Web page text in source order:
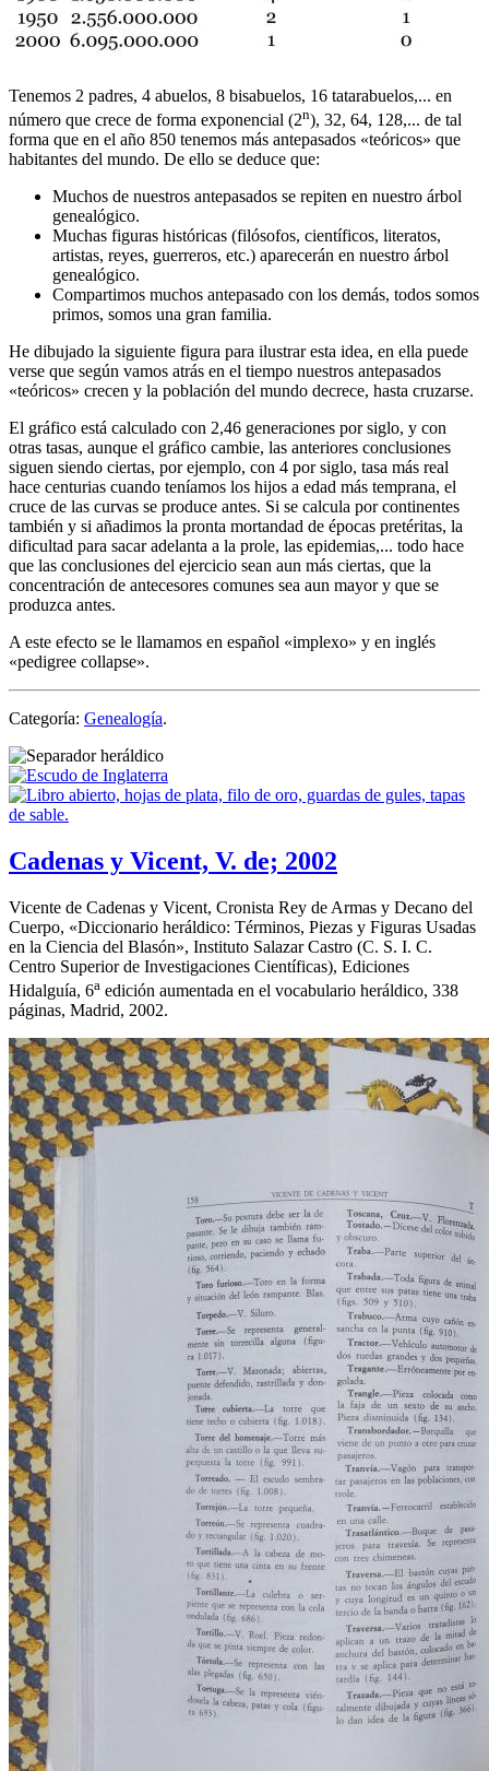
Tenemos 2 padres, 4 abuelos, 8 bisabuelos, 16 tatarabuelos,... en
número que crece de forma exponencial (2n), 32, 64, 128,... de tal
forma que en el año 850 tenemos más antepasados «teóricos» que
habitantes del mundo. De ello se deduce que:
Muchos de nuestros antepasados se repiten en nuestro árbol
genealógico.
Muchas figuras históricas (filósofos, científicos, literatos,
artistas, reyes, guerreros, etc.) aparecerán en nuestro árbol
genealógico.
Compartimos muchos antepasado con los demás, todos somos
primos, somos una gran familia.
He dibujado la siguiente figura para ilustrar esta idea, en ella puede
verse que según vamos atrás en el tiempo nuestros antepasados
«teóricos» crecen y la población del mundo decrece, hasta cruzarse.
El gráfico está calculado con 2,46 generaciones por siglo, y con
otras tasas, aunque el gráfico cambie, las anteriores conclusiones
siguen siendo ciertas, por ejemplo, con 4 por siglo, tasa más real
hace centurias cuando teníamos los hijos a edad más temprana, el
cruce de las curvas se produce antes. Si se calcula por continentes
también y si añadimos la pronta mortandad de épocas pretéritas, la
dificultad para sacar adelanta a la prole, las epidemias,... todo hace
que las conclusiones del ejercicio sean aun más ciertas, que la
concentración de antecesores comunes sea aun mayor y que se
produzca antes.
A este efecto se le llamamos en español «implexo» y en inglés
«pedigree collapse».
Categoría: Genealogía.
Cadenas y Vicent, V. de; 2002
Vicente de Cadenas y Vicent, Cronista Rey de Armas y Decano del
Cuerpo, «Diccionario heráldico: Términos, Piezas y Figuras Usadas
en la Ciencia del Blasón», Instituto Salazar Castro (C. S. I. C.
Centro Superior de Investigaciones Científicas), Ediciones
Hidalguía, 6a edición aumentada en el vocabulario heráldico, 338
páginas, Madrid, 2002.